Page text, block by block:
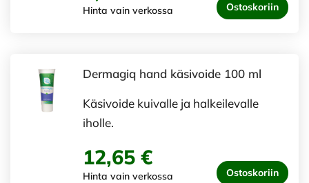
Hinta vain verkossa Ostoskoriin
Dermagiq hand käsivoide 100 ml
Käsivoide kuivalle ja halkeilevalle
iholle.
12,65 €
Hinta vain verkossa Ostoskoriin